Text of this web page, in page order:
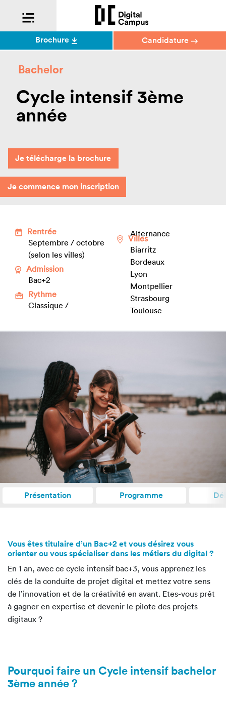
Bachelor
Cycle intensif 3ème
année
Je télécharge la brochure
Je commence mon inscription
Rentrée
Septembre / octobre
(selon les villes)
Admission
Bac+2
Rythme
Classique /
Alternance
Villes
Biarritz
Bordeaux
Lyon
Montpellier
Strasbourg
Toulouse
Présentation Programme
Vous êtes titulaire d’un Bac+2 et vous désirez vous
orienter ou vous spécialiser dans les métiers du digital ?
En 1 an, avec ce cycle intensif bac+3, vous apprenez les
clés de la conduite de projet digital et mettez votre sens
de l’innovation et de la créativité en avant. Etes-vous prêt
à gagner en expertise et devenir le pilote des projets
digitaux ?
Pourquoi faire un Cycle intensif bachelor
3ème année ?
Brochure Candidature